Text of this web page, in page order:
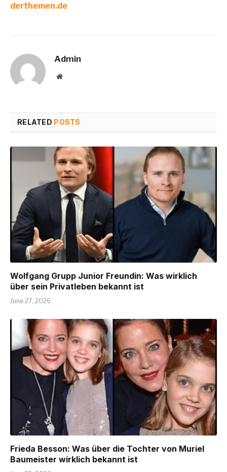
derthemen.de
Admin
Website
RELATED POSTS
Wolfgang Grupp Junior Freundin: Was wirklich
über sein Privatleben bekannt ist
June 27, 2026
Frieda Besson: Was über die Tochter von Muriel
Baumeister wirklich bekannt ist